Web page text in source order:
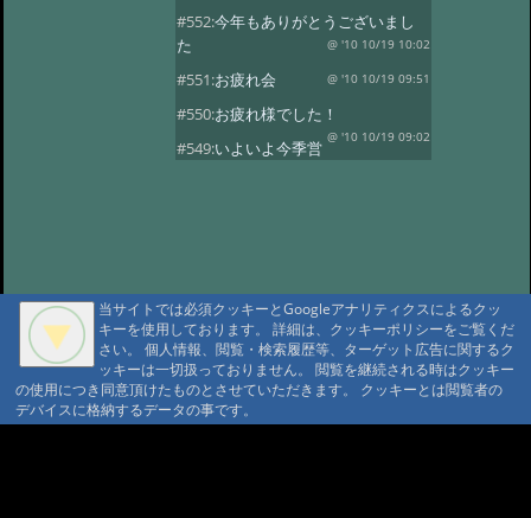
#552:今年もありがとうございまし
た
@ '10 10/19 10:02
#551:お疲れ会 @ '10 10/19 09:51
#550:お疲れ様でした！
@ '10 10/19 09:02
#549:いよいよ今季営
#546:山の神様に歓迎されています
ね
@ '10 10/19 08:20
#545: 沼巡り最終日 @ '10 10/18 11:51
#544:霞ちゃん！ @ '10 10/18 11:32
#543:ヒグマセンター終了
当サイトでは必須クッキーとGoogleアナリティクスによるクッ
キーを使用しております。 詳細は、クッキーポリシーをご覧くだ
さい。 個人情報、閲覧・検索履歴等、ターゲット広告に関するク
ッキーは一切扱っておりません。 閲覧を継続される時はクッキー
の使用につき同意頂けたものとさせていただきます。 クッキーとは閲覧者の
デバイスに格納するデータの事です。